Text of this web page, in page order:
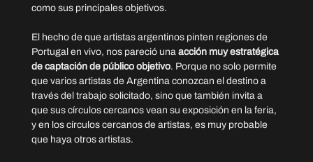
como sus principales objetivos.
El hecho de que artistas argentinos pinten regiones de
Portugal en vivo, nos pareció una acción muy estratégica
de captación de público objetivo. Porque no solo permite
que varios artistas de Argentina conozcan el destino a
través del trabajo solicitado, sino que también invita a
que sus círculos cercanos vean su exposición en la feria,
y en los círculos cercanos de artistas, es muy probable
que haya otros artistas.